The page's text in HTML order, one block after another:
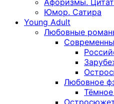
Афоризмы.
Юмор. Сатира
Young Adult
Любовные
Любовное